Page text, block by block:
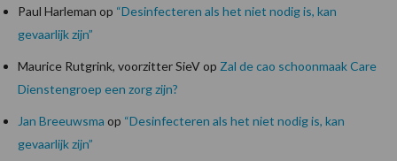
Paul Harleman op “Desinfecteren als het niet nodig is, kan
gevaarlijk zijn”
Maurice Rutgrink, voorzitter SieVop Zal de cao schoonmaak Care
Dienstengroep een zorg zijn?
Jan Breeuwsma op “Desinfecteren als het niet nodig is, kan
gevaarlijk zijn”